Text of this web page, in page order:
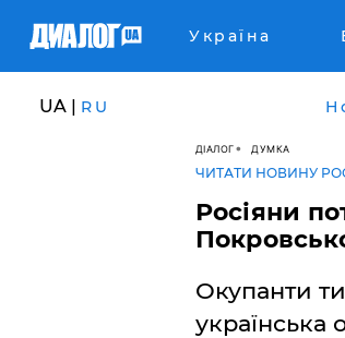
Україна
UA | RU
ДІАЛОГ ДУМКА
ЧИТАТИ НОВИНУ
​Росіяни
Окупанти
українська